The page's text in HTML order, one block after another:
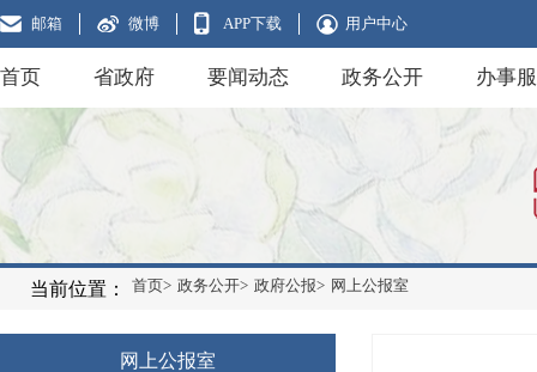
邮箱 微博 APP下载 用户中心
首页 省政府 要闻动态 政务公开 办事
当前位置： 首页> 政务公开> 政府公报> 网上公报室
网上公报室